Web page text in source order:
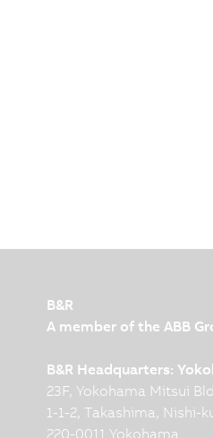
B&R
A member of the ABB
B&R Headquarters:
23F, Yokohama Mitsui
1-1-2, Takashima, Nishi-
220-0011 Yokohama